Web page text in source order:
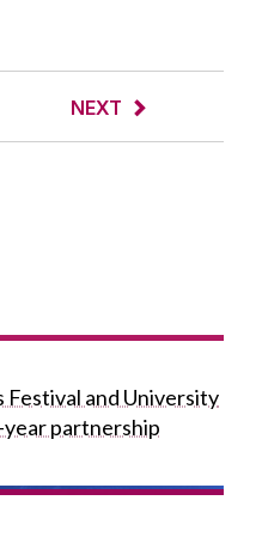
NEXT
and University
partnership